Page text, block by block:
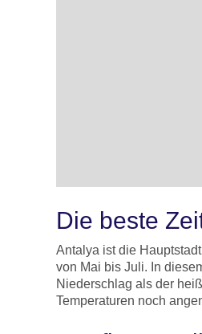
Die beste
Antalya ist die
von Mai bis Juli. In
Niederschlag als der
Temperaturen noch